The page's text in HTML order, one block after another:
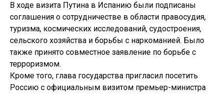
В ходе визита Путина в Испанию были подписаны
соглашения о сотрудничестве в области правосудия,
туризма, космических исследований, судостроения,
сельского хозяйства и борьбы с наркоманией. Было
также принято совместное заявление по борьбе с
терроризмом.
Кроме того, глава государства пригласил посетить
Россию с официальным визитом премьер-министра